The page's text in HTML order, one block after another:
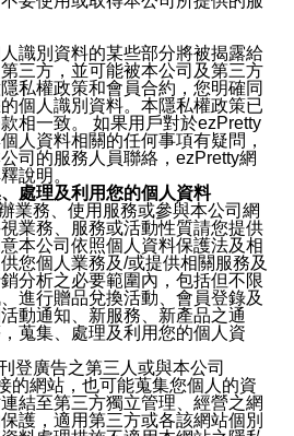
識別資料的某些部分將被揭露給
三方，並可能被本公司及第三方
私權政策和會員合約，您明確同
個人識別資料。本隱私權政策已
相一致。 如果用戶對於ezPretty
人資料相關的任何事項有疑問，
司的服務人員聯絡，ezPretty網
說明。
處理及利用您的個人資料
業務、使用服務或參與本公司網
業務、服務或活動性質請您提供
本公司依照個人資料保護法及相
您個人業務及/或提供相關服務及
分析之必要範圍內，包括但不限
進行贈品兌換活動、會員登錄及
動通知、新服務、新產品之通
蒐集、處理及利用您的個人資
登廣告之第三人或與本公司
的網站，也可能蒐集您個人的資
結至第三方獨立管理、經營之網
護，適用第三方或各該網站個別